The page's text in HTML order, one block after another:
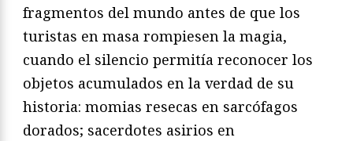
fragmentos del mundo antes de que los
turistas en masa rompiesen la magia,
cuando el silencio permitía reconocer los
objetos acumulados en la verdad de su
historia: momias resecas en sarcófagos
dorados; sacerdotes asirios en